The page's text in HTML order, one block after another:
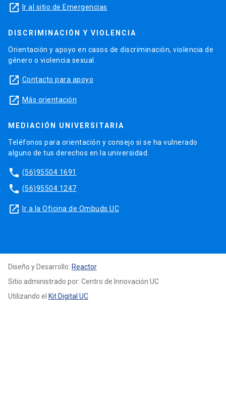
launch Ir al sitio de Emergencias
DISCRIMINACIÓN Y VIOLENCIA
Orientación y apoyo en casos de discriminación, violencia de
género o violencia sexual.
launch Contacto para apoyo
launch Más orientación
MEDIACIÓN UNIVERSITARIA
Teléfonos para orientación y consejo si se ha vulnerado
alguno de tus derechos en la universidad.
phone (56)95504 1691
phone (56)95504 1247
launch Ir a la Oficina de Ombuds UC
Diseño y Desarrollo: Reactor
Sitio administrado por: Centro de Innovación UC
Utilizando el Kit Digital UC